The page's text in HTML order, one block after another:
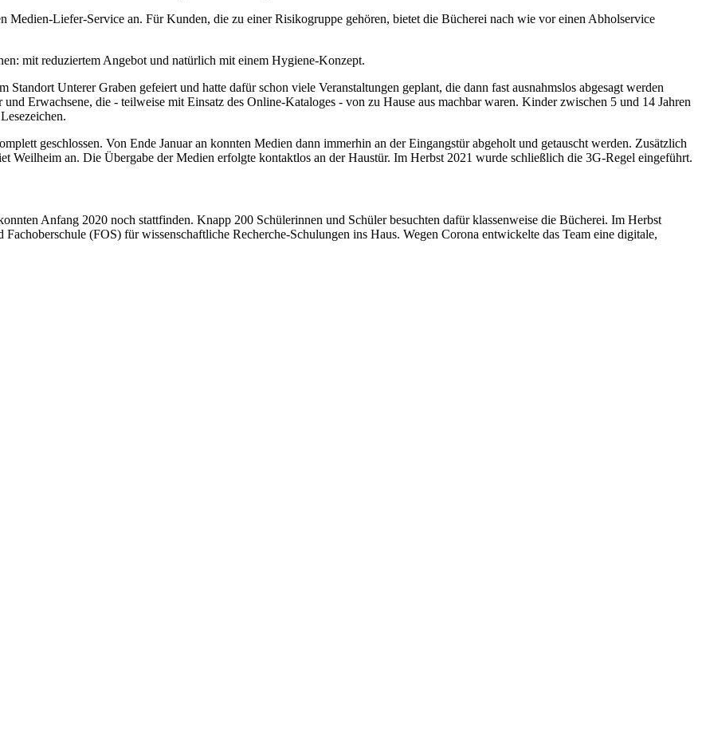
Medien-Liefer-Service an. Für Kunden, die zu einer Risikogruppe gehören, bietet die Bücherei nach wie vor einen Abholservice
mit reduziertem Angebot und natürlich mit einem Hygiene-Konzept.
Unterer Graben gefeiert und hatte dafür schon viele Veranstaltungen geplant, die dann fast ausnahmslos abgesagt werden
Erwachsene, die - teilweise mit Einsatz des Online-Kataloges - von zu Hause aus machbar waren. Kinder zwischen 5 und 14 Jahren
geschlossen. Von Ende Januar an konnten Medien dann immerhin an der Eingangstür abgeholt und getauscht werden. Zusätzlich
Weilheim an. Die Übergabe der Medien erfolgte kontaktlos an der Haustür. Im Herbst 2021 wurde schließlich die 3G-Regel eingeführt.
Anfang 2020 noch stattfinden. Knapp 200 Schülerinnen und Schüler besuchten dafür klassenweise die Bücherei. Im Herbst
(FOS) für wissenschaftliche Recherche-Schulungen ins Haus. Wegen Corona entwickelte das Team eine digitale,